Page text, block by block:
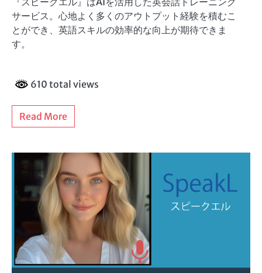
サービス。心地よく多くのアウトプット経験を積むこ
とができ、英語スキルの効率的な向上が期待できま
す。
610 total views
Read More